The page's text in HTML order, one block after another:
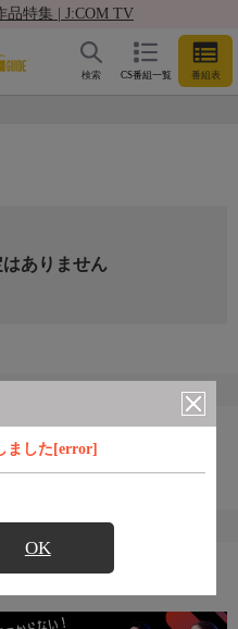
品特集 | J:COM TV
CS番組一覧 番組表
検索
ました[error]
OK
ありません